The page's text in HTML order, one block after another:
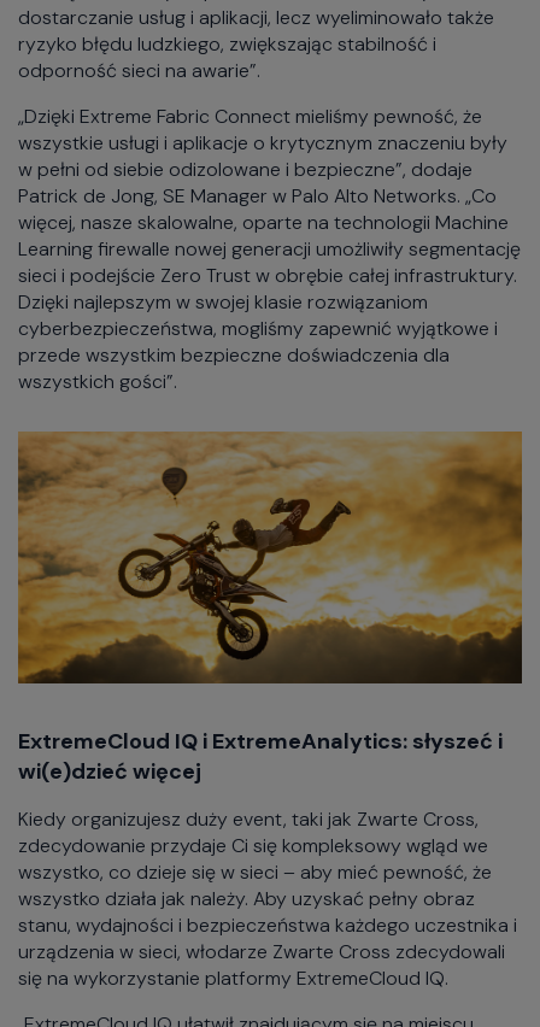
dostarczanie usług i aplikacji, lecz wyeliminowało także
ryzyko błędu ludzkiego, zwiększając stabilność i
odporność sieci na awarie”.
„Dzięki Extreme Fabric Connect mieliśmy pewność, że
wszystkie usługi i aplikacje o krytycznym znaczeniu były
w pełni od siebie odizolowane i bezpieczne”, dodaje
Patrick de Jong, SE Manager w Palo Alto Networks. „Co
więcej, nasze skalowalne, oparte na technologii Machine
Learning firewalle nowej generacji umożliwiły segmentację
sieci i podejście Zero Trust w obrębie całej infrastruktury.
Dzięki najlepszym w swojej klasie rozwiązaniom
cyberbezpieczeństwa, mogliśmy zapewnić wyjątkowe i
przede wszystkim bezpieczne doświadczenia dla
wszystkich gości”.
ExtremeCloud IQ i ExtremeAnalytics: słyszeć i
wi(e)dzieć więcej
Kiedy organizujesz duży event, taki jak Zwarte Cross,
zdecydowanie przydaje Ci się kompleksowy wgląd we
wszystko, co dzieje się w sieci – aby mieć pewność, że
wszystko działa jak należy. Aby uzyskać pełny obraz
stanu, wydajności i bezpieczeństwa każdego uczestnika i
urządzenia w sieci, włodarze Zwarte Cross zdecydowali
się na wykorzystanie platformy ExtremeCloud IQ.